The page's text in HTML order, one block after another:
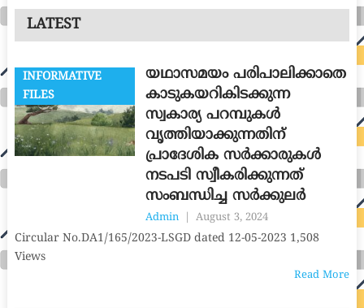
LATEST
INFORMATIVE
FILES
യഥാസമയം പരിപാലിക്കാതെ
കാടുകയറികിടക്കുന്ന
സ്വകാര്യ പറമ്പുകൾ
വൃത്തിയാക്കുന്നതിന്
പ്രാദേശിക സർക്കാരുകൾ
നടപടി സ്വീകരിക്കുന്നത്
സംബന്ധിച്ച സർക്കുലർ
Admin August 3, 2024
Circular No.DA1/165/2023-LSGD dated 12-05-2023 1,508
Views
Read More